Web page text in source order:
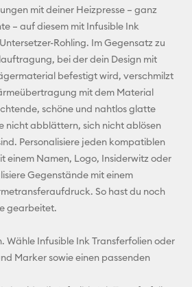
Pinterest
Facebook
mit deiner Heizpresse – ganz
– auf diesem mit Infusible Ink
Rohling. Im Gegensatz zu
bei der dein Design mit
befestigt wird, verschmilzt
mit dem Material
schöne und nahtlos glatte
nicht abblättern, sich nicht ablösen
Personalisiere jeden kompatiblen
einem Namen, Logo, Insiderwitz oder
Gegenstände mit einem
So hast du noch
gearbeitet.
Wähle Infusible Ink Transferfolien oder
Marker sowie einen passenden